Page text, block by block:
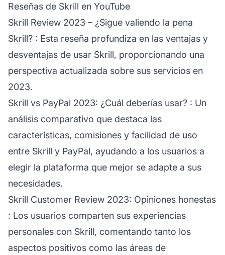
Reseñas de Skrill en YouTube
Skrill Review 2023 – ¿Sigue valiendo la pena
Skrill? : Esta reseña profundiza en las ventajas y
desventajas de usar Skrill, proporcionando una
perspectiva actualizada sobre sus servicios en
2023.
Skrill vs PayPal 2023: ¿Cuál deberías usar? : Un
análisis comparativo que destaca las
características, comisiones y facilidad de uso
entre Skrill y PayPal, ayudando a los usuarios a
elegir la plataforma que mejor se adapte a sus
necesidades.
Skrill Customer Review 2023: Opiniones honestas
: Los usuarios comparten sus experiencias
personales con Skrill, comentando tanto los
aspectos positivos como las áreas de